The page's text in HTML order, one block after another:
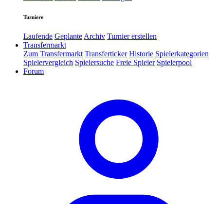
Turniere
Laufende Geplante Archiv Turnier erstellen
Transfermarkt
Zum Transfermarkt Transferticker Historie Spielerkategorien
Spielervergleich Spielersuche Freie Spieler Spielerpool
Forum